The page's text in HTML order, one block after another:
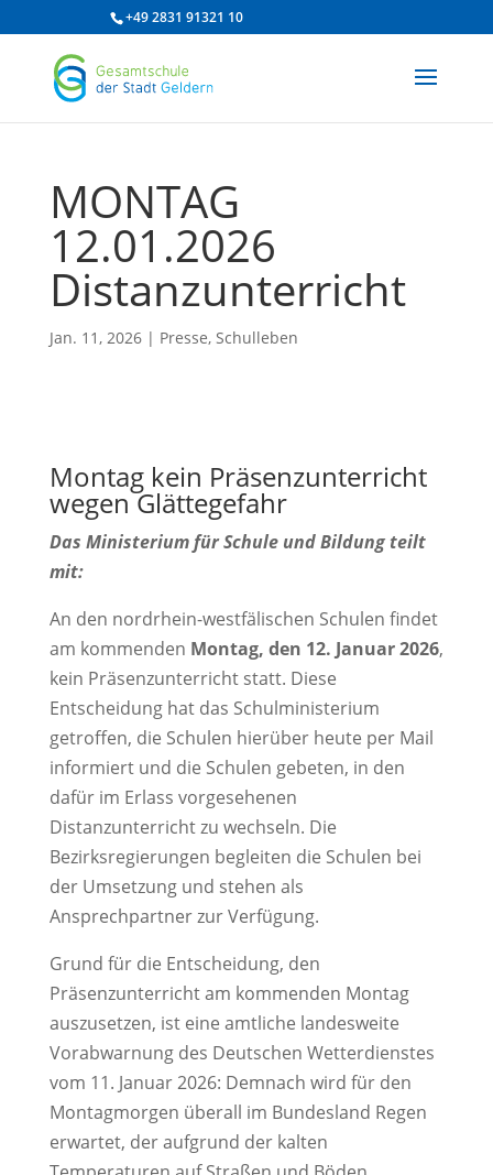
+49 2831 91321 10
MONTAG
12.01.2026
Distanzunterricht
Jan. 11, 2026| Presse, Schulleben
Montag kein Präsenzunterricht
wegen Glättegefahr
Das Ministerium für Schule und Bildung teilt
mit:
An den nordrhein-westfälischen Schulen findet
am kommenden Montag, den 12. Januar 2026,
kein Präsenzunterricht statt. Diese
Entscheidung hat das Schulministerium
getroffen, die Schulen hierüber heute per Mail
informiert und die Schulen gebeten, in den
dafür im Erlass vorgesehenen
Distanzunterricht zu wechseln. Die
Bezirksregierungen begleiten die Schulen bei
der Umsetzung und stehen als
Ansprechpartner zur Verfügung.
Grund für die Entscheidung, den
Präsenzunterricht am kommenden Montag
auszusetzen, ist eine amtliche landesweite
Vorabwarnung des Deutschen Wetterdienstes
vom 11. Januar 2026: Demnach wird für den
Montagmorgen überall im Bundesland Regen
erwartet, der aufgrund der kalten